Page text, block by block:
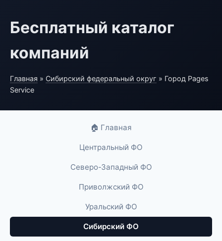
Бесплатный каталог
компаний
Главная » Сибирский федеральный округ » Город Pages
Service
🏠 Главная
Центральный ФО
Северо-Западный ФО
Приволжский ФО
Уральский ФО
Сибирский ФО